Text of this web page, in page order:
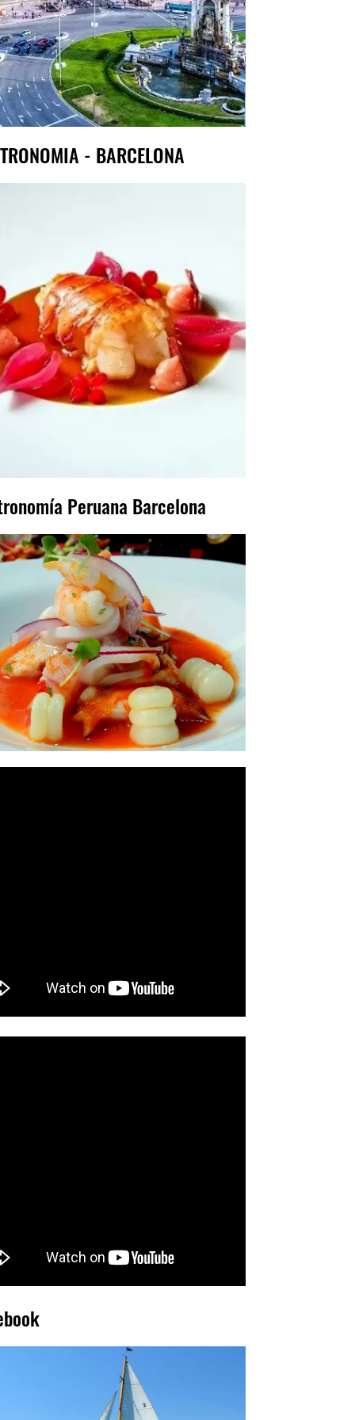
- BARCELONA
Peruana Barcelona